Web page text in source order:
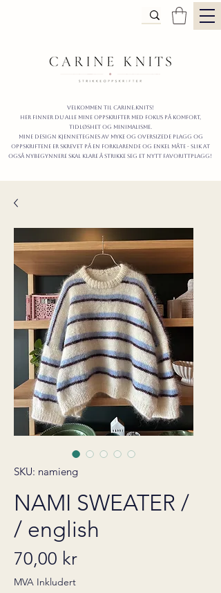
Velkommen til carine.knits!
Her finner du alle mine oppskrifter MED FOKUS PÅ KOMFORT,
TIDLØShet OG MINIMALISme.
mine design kjennetegnes av myke og oversizede plagg og
oppskriftene er skrevet på en forklarende og enkel måte - slik at
også nybegynnere skal klare å strikke seg et nytt favorittplagg!
SKU: namieng
NAMI SWEATER /
/ english
70,00 krPris
MVA Inkludert